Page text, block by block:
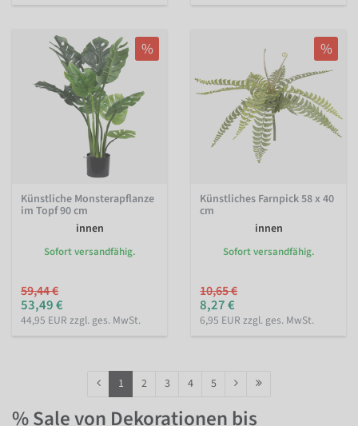
%
Künstliche Monsterapflanze
im Topf 90 cm
innen
Sofort versandfähig.
59,44 €
53,49 €
44,95 EUR zzgl. ges. MwSt.
%
Künstliches Farnpick 58 x 40
cm
innen
Sofort versandfähig.
10,65 €
8,27 €
6,95 EUR zzgl. ges. MwSt.
1 2 3 4 5
% Sale von Dekorationen bis